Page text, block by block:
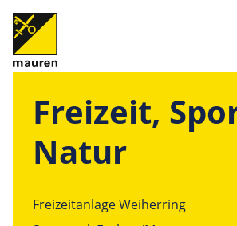
Freizeit,
Natur
Freizeitanlage Weiherring